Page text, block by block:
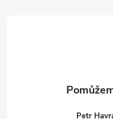
Petr